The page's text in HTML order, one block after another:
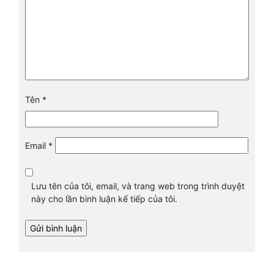
Tên *
Email *
Lưu tên của tôi, email, và trang web trong trình duyệt
này cho lần bình luận kế tiếp của tôi.